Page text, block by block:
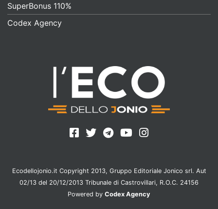
SuperBonus 110%
Codex Agency
Ecodellojonio.it Copyright 2013, Gruppo Editoriale Jonico srl. Aut
02/13 del 20/12/2013 Tribunale di Castrovillari, R.O.C. 24156
Powered by Codex Agency